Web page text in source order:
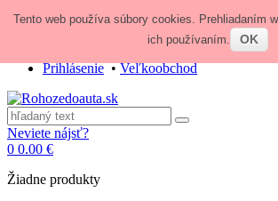
Zavolajte nám:+421 948 84 64 64
obchod@rohozedoauta.sk
Prihlásenie•Veľkoobchod
Neviete nájsť?
0 0.00 €
Žiadne produkty
Tento web používa súbory cookies. Prehliadaním
ich používaním.
OK